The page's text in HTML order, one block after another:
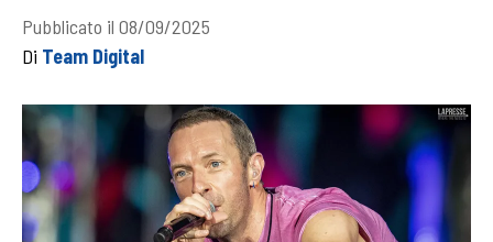
Pubblicato il 08/09/2025
Di Team Digital